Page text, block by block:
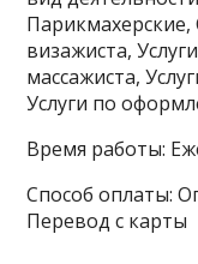
Парикмахерские,
визажиста,
массажиста,
Услуги по
Время работы:
Способ оплаты:
Перевод с карты